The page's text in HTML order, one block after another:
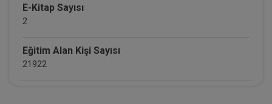
E-Kitap Sayısı
2
Eğitim Alan Kişi Sayısı
21922